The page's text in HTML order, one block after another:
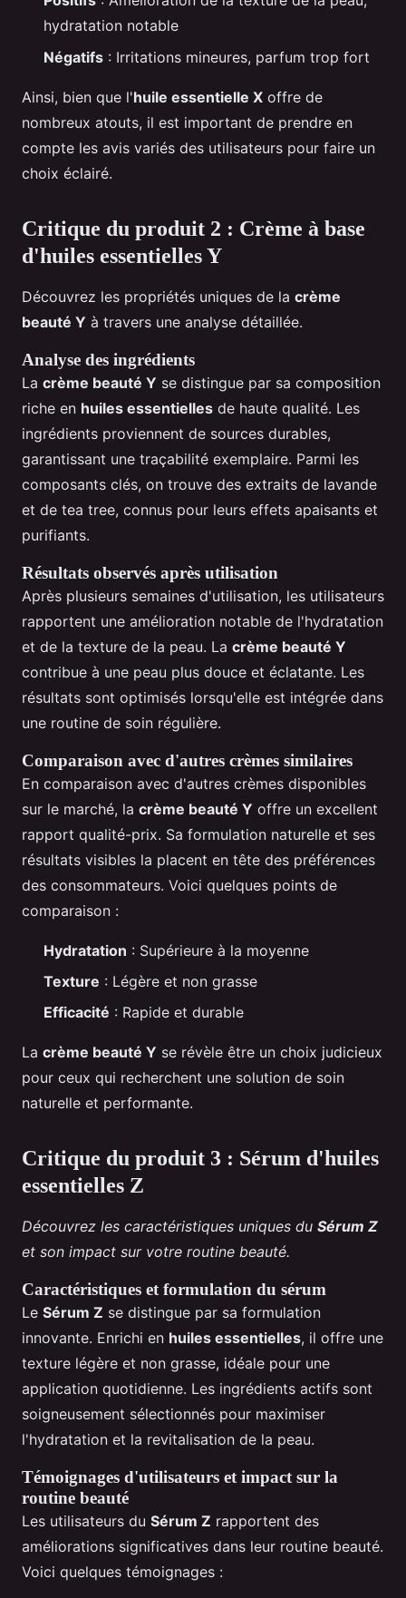
hydratation notable
Négatifs : Irritations mineures, parfum trop fort
Ainsi, bien que l'huile essentielle X offre de
nombreux atouts, il est important de prendre en
compte les avis variés des utilisateurs pour faire un
choix éclairé.
Critique du produit 2 : Crème à base
d'huiles essentielles Y
Découvrez les propriétés uniques de la crème
beauté Y à travers une analyse détaillée.
Analyse des ingrédients
La crème beauté Y se distingue par sa composition
riche en huiles essentielles de haute qualité. Les
ingrédients proviennent de sources durables,
garantissant une traçabilité exemplaire. Parmi les
composants clés, on trouve des extraits de lavande
et de tea tree, connus pour leurs effets apaisants et
purifiants.
Résultats observés après utilisation
Après plusieurs semaines d'utilisation, les utilisateurs
rapportent une amélioration notable de l'hydratation
et de la texture de la peau. La crème beauté Y
contribue à une peau plus douce et éclatante. Les
résultats sont optimisés lorsqu'elle est intégrée dans
une routine de soin régulière.
Comparaison avec d'autres crèmes similaires
En comparaison avec d'autres crèmes disponibles
sur le marché, la crème beauté Y offre un excellent
rapport qualité-prix. Sa formulation naturelle et ses
résultats visibles la placent en tête des préférences
des consommateurs. Voici quelques points de
comparaison :
Hydratation : Supérieure à la moyenne
Texture : Légère et non grasse
Efficacité : Rapide et durable
La crème beauté Y se révèle être un choix judicieux
pour ceux qui recherchent une solution de soin
naturelle et performante.
Critique du produit 3 : Sérum d'huiles
essentielles Z
Découvrez les caractéristiques uniques du Sérum Z
et son impact sur votre routine beauté.
Caractéristiques et formulation du sérum
Le Sérum Z se distingue par sa formulation
innovante. Enrichi en huiles essentielles, il offre une
texture légère et non grasse, idéale pour une
application quotidienne. Les ingrédients actifs sont
soigneusement sélectionnés pour maximiser
l'hydratation et la revitalisation de la peau.
Témoignages d'utilisateurs et impact sur la
routine beauté
Les utilisateurs du Sérum Z rapportent des
améliorations significatives dans leur routine beauté.
Voici quelques témoignages :